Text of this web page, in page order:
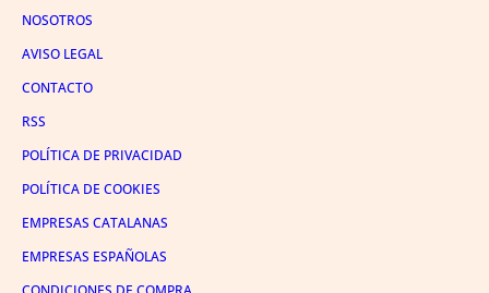
NOSOTROS
AVISO LEGAL
CONTACTO
RSS
POLÍTICA DE PRIVACIDAD
POLÍTICA DE COOKIES
EMPRESAS CATALANAS
EMPRESAS ESPAÑOLAS